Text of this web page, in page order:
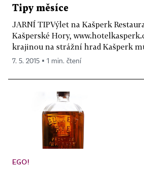
Tipy měsíce
JARNÍ TIPVýlet na Kašperk
Kašperské Hory,
krajinou na strážní hrad Kašperk
7. 5. 2015 ▪ 1 min. čtení
EGO!